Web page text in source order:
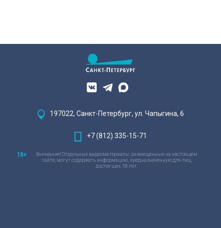
197022, Санкт-Петербург, ул. Чапыгина, 6
+7 (812) 335-15-71
Внимание! Отдельные видеоматериалы, размещенные на настоящем
сайте, могут содержать информацию, предназначенную для лиц,
достигших 18 лет.